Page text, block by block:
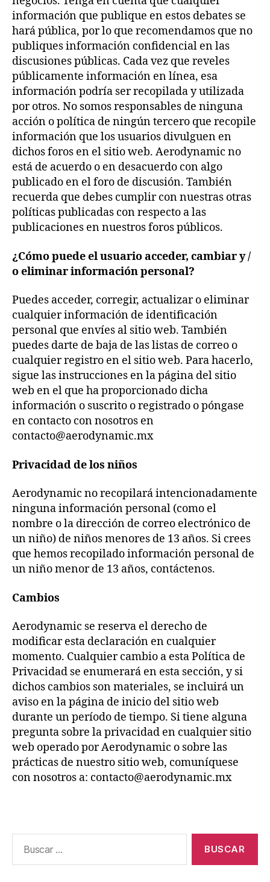
información que publique en estos debates se
hará pública, por lo que recomendamos que no
publiques información confidencial en las
discusiones públicas. Cada vez que reveles
públicamente información en línea, esa
información podría ser recopilada y utilizada
por otros. No somos responsables de ninguna
acción o política de ningún tercero que recopile
información que los usuarios divulguen en
dichos foros en el sitio web. Aerodynamic no
está de acuerdo o en desacuerdo con algo
publicado en el foro de discusión. También
recuerda que debes cumplir con nuestras otras
políticas publicadas con respecto a las
publicaciones en nuestros foros públicos.
¿Cómo puede el usuario acceder, cambiar y /
o eliminar información personal?
Puedes acceder, corregir, actualizar o eliminar
cualquier información de identificación
personal que envíes al sitio web. También
puedes darte de baja de las listas de correo o
cualquier registro en el sitio web. Para hacerlo,
sigue las instrucciones en la página del sitio
web en el que ha proporcionado dicha
información o suscrito o registrado o póngase
en contacto con nosotros en
contacto@aerodynamic.mx
Privacidad de los niños
Aerodynamic no recopilará intencionadamente
ninguna información personal (como el
nombre o la dirección de correo electrónico de
un niño) de niños menores de 13 años. Si crees
que hemos recopilado información personal de
un niño menor de 13 años, contáctenos.
Cambios
Aerodynamic se reserva el derecho de
modificar esta declaración en cualquier
momento. Cualquier cambio a esta Política de
Privacidad se enumerará en esta sección, y si
dichos cambios son materiales, se incluirá un
aviso en la página de inicio del sitio web
durante un período de tiempo. Si tiene alguna
pregunta sobre la privacidad en cualquier sitio
web operado por Aerodynamic o sobre las
prácticas de nuestro sitio web, comuníquese
con nosotros a: contacto@aerodynamic.mx